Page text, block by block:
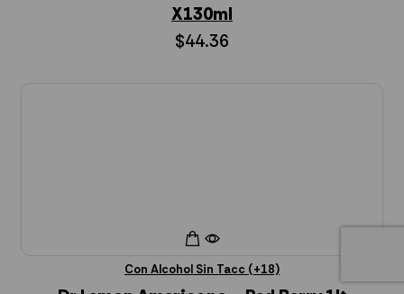
X130ml
$44.36
Con Alcohol Sin Tacc (+18)